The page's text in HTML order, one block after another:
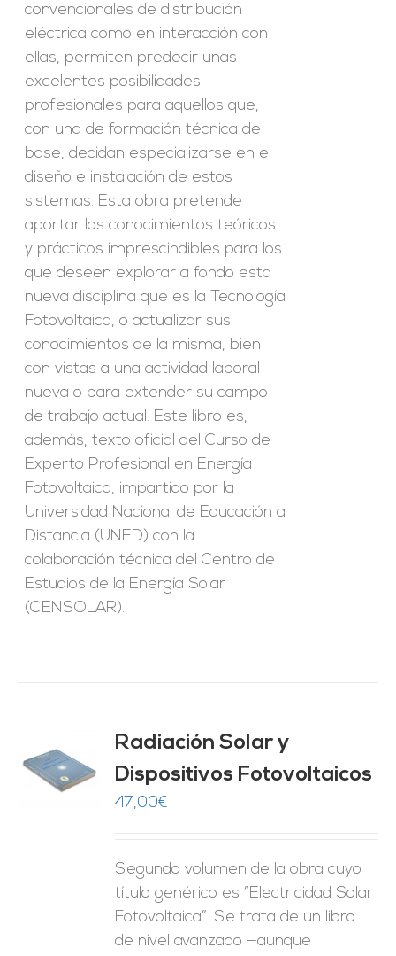
convencionales de distribución
eléctrica como en interacción con
ellas, permiten predecir unas
excelentes posibilidades
profesionales para aquellos que,
con una de formación técnica de
base, decidan especializarse en el
diseño e instalación de estos
sistemas. Esta obra pretende
aportar los conocimientos teóricos
y prácticos imprescindibles para los
que deseen explorar a fondo esta
nueva disciplina que es la Tecnología
Fotovoltaica, o actualizar sus
conocimientos de la misma, bien
con vistas a una actividad laboral
nueva o para extender su campo
de trabajo actual. Este libro es,
además, texto oficial del Curso de
Experto Profesional en Energía
Fotovoltaica, impartido por la
Universidad Nacional de Educación a
Distancia (UNED) con la
colaboración técnica del Centro de
Estudios de la Energía Solar
(CENSOLAR).
Radiación Solar y
Dispositivos Fotovoltaicos
47,00€
Segundo volumen de la obra cuyo
título genérico es “Electricidad Solar
Fotovoltaica”. Se trata de un libro
de nivel avanzado —aunque